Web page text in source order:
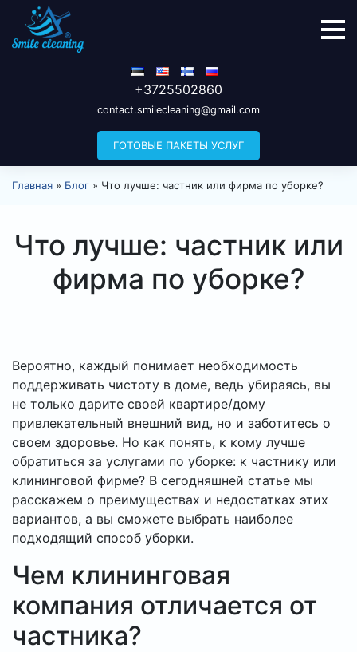
+3725502860
contact.smilecleaning@gmail.com
ГОТОВЫЕ ПАКЕТЫ УСЛУГ
Главная » Блог » Что лучше: частник или фирма по уборке?
Что лучше: частник или
фирма по уборке?
Вероятно, каждый понимает необходимость
поддерживать чистоту в доме, ведь убираясь, вы
не только дарите своей квартире/дому
привлекательный внешний вид, но и заботитесь о
своем здоровье. Но как понять, к кому лучше
обратиться за услугами по уборке: к частнику или
клининговой фирме? В сегодняшней статье мы
расскажем о преимуществах и недостатках этих
вариантов, а вы сможете выбрать наиболее
подходящий способ уборки.
Чем клининговая
компания отличается от
частника?